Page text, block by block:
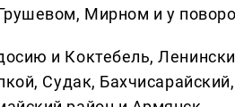
Мирном и у
и Коктебель,
Судак,